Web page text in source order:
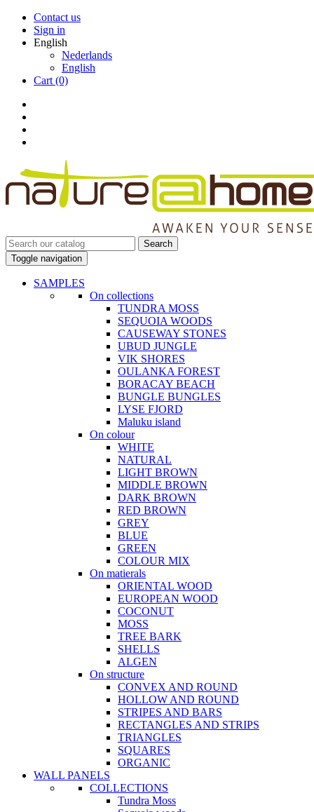
Contact us
Sign in
English
Nederlands
English
Cart (0)
Search
Toggle navigation
SAMPLES
On collections
TUNDRA MOSS
SEQUOIA WOODS
CAUSEWAY STONES
UBUD JUNGLE
VIK SHORES
OULANKA FOREST
BORACAY BEACH
BUNGLE BUNGLES
LYSE FJORD
Maluku island
On colour
WHITE
NATURAL
LIGHT BROWN
MIDDLE BROWN
DARK BROWN
RED BROWN
GREY
BLUE
GREEN
COLOUR MIX
On matierals
ORIENTAL WOOD
EUROPEAN WOOD
COCONUT
MOSS
TREE BARK
SHELLS
ALGEN
On structure
CONVEX AND ROUND
HOLLOW AND ROUND
STRIPES AND BARS
RECTANGLES AND STRIPS
TRIANGLES
SQUARES
ORGANIC
WALL PANELS
COLLECTIONS
Tundra Moss